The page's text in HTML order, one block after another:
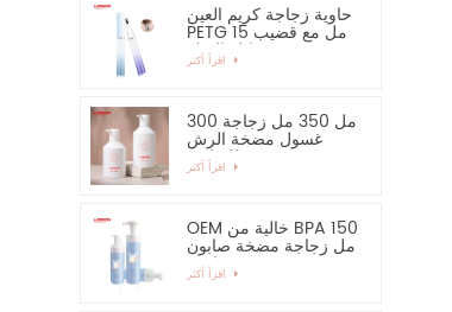
حاوية زجاجة كريم العين
PETG 15 مل مع قضيب
سبائك الزنك
300 مل 350 مل زجاجة
غسول مضخة الرش
للشامبو
OEM خالية من BPA 150
مل زجاجة مضخة صابون
رغوية فارغة